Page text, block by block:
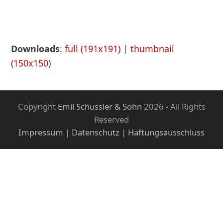
Downloads:full (191x191) |thumbnail
(150x150)
Copyright Emil Schüssler & Sohn 2026 - All Rights
Reserved
Impressum | Datenschutz | Haftungsausschluss